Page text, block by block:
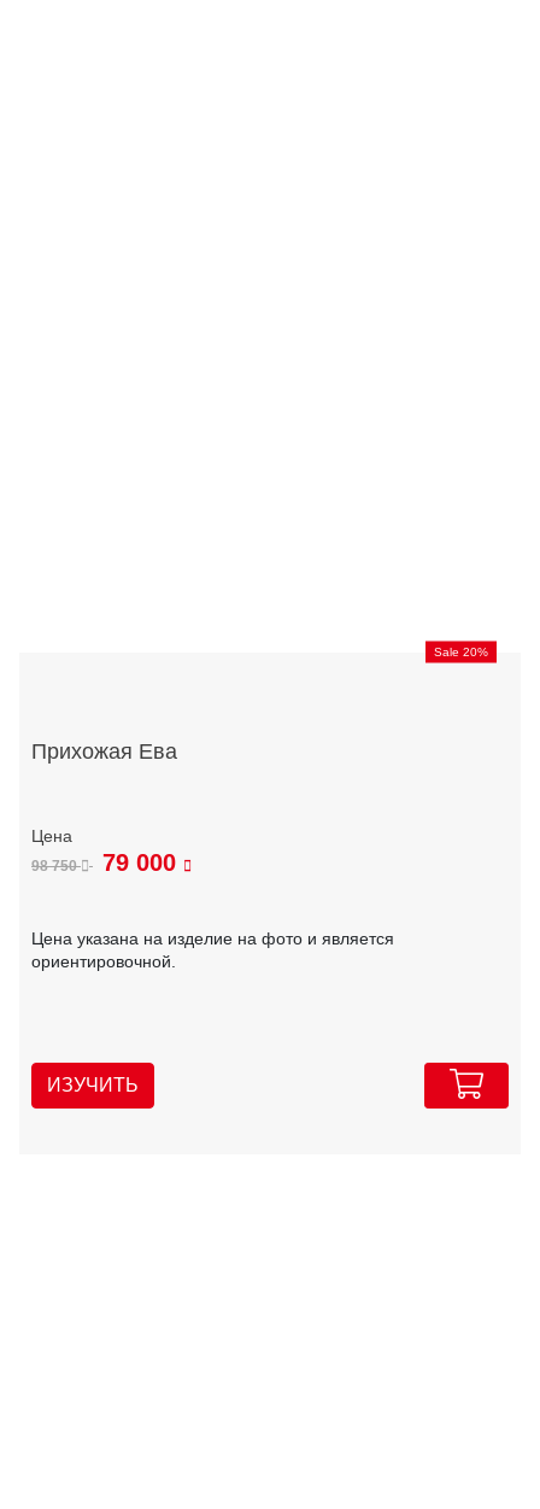
Sale 20%
Прихожая Ева
98 750 79 000
Цена указана на изделие на фото и является
ориентировочной.
ИЗУЧИТЬ